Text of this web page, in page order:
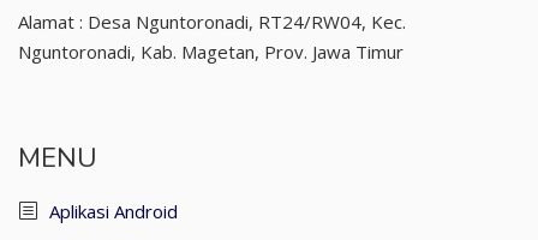
Alamat : Desa Nguntoronadi, RT24/RW04, Kec.
Nguntoronadi, Kab. Magetan, Prov. Jawa Timur
MENU
Aplikasi Android